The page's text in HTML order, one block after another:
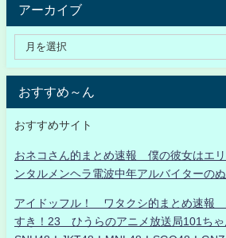
アーカイブ
おすすめ～ん
おすすめサイト
おネコさん的まとめ速報 僕の彼女はエ
ンタルメンヘラ電波中年アルバイターの
アイドッフル！ ワタクシ的まとめ速報
すき！23 ひうらのアニメ放送局101ち